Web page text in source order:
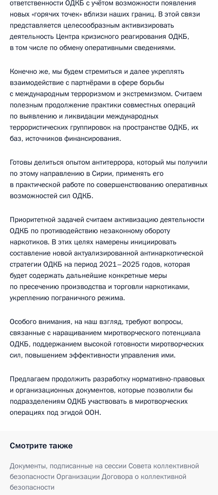
ответственности ОДКБ с учётом возможности появления
новых «горячих точек» вблизи наших границ. В этой связи
представляется целесообразным активизировать
деятельность Центра кризисного реагирования ОДКБ,
в том числе по обмену оперативными сведениями.
Конечно же, мы будем стремиться и далее укреплять
взаимодействие с партнёрами в сфере борьбы
с международным терроризмом и экстремизмом. Считаем
полезным продолжение практики совместных операций
по выявлению и ликвидации международных
террористических группировок на пространстве ОДКБ, их
баз, источников финансирования.
Готовы делиться опытом антитеррора, который мы получили
по этому направлению в Сирии, применять его
в практической работе по совершенствованию оперативных
возможностей сил ОДКБ.
Приоритетной задачей считаем активизацию деятельности
ОДКБ по противодействию незаконному обороту
наркотиков. В этих целях намерены инициировать
составление новой актуализированной антинаркотической
стратегии ОДКБ на период 2021–2025 годов, которая
будет содержать дальнейшие конкретные меры
по пресечению производства и торговли наркотиками,
укреплению пограничного режима.
Особого внимания, на наш взгляд, требуют вопросы,
связанные с наращиванием миротворческого потенциала
ОДКБ, поддержанием высокой готовности миротворческих
сил, повышением эффективности управления ими.
Предлагаем продолжить разработку нормативно-правовых
и организационных документов, которые позволили бы
подразделениям ОДКБ участвовать в миротворческих
операциях под эгидой ООН.
Смотрите также
Документы, подписанные на сессии Совета коллективной
безопасности Организации Договора о коллективной
безопасности